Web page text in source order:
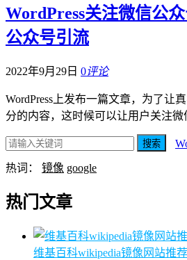
WordPress关注微信公
公众号引流
2022年9月29日 0评论
WordPress上发布一篇文章，为了让
分的内容，这时候可以让用户关注
搜索
热词： 镜像 google
热门文章
维基百科wikipedia镜像网站推荐